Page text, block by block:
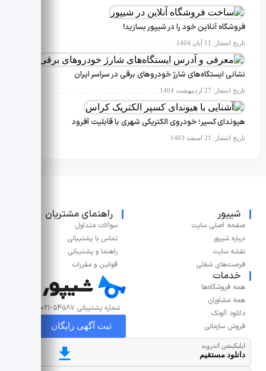
فروشگاه آنلاین خود را در شیپور بسازید!
تاریخ انتشار: 11 آبان 1404
نشانی ایستگاه‌های شارژ خودروهای برقی در سراسر ایران
تاریخ انتشار: 27 اردیبهشت 1404
هیوندای کسپر؛ خودروی الکتریکی شهری با قابلیت آفرود
تاریخ انتشار: 21 اسفند 1403
شیپور
صفحه اصلی سایت
درباره شیپور
نقشه سایت
فرصت‌های شغلی
راهنمای مشتریان
سوالات متداول
تماس با پشتیبانی
راهنما و پشتیبانی
قوانین و مقررات
خدمات
همه فروشگاه‌ها
همه مشاوران
دانلود آلونک
فروش سازمانی
شماره پشتیبانی ۵۴۵۸۷-۰۲۱
ثبت آگهی رایگان
اپلیکیشن اندروید
دانلود مستقیم